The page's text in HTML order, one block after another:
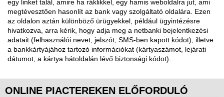
egy linket talál, amire ha ráklikkel, egy hamis weboldalra jut, ami
megtévesztően hasonlít az bank vagy szolgáltató oldalára. Ezen
az oldalon aztán különböző ürügyekkel, például ügyintézésre
hivatkozva, arra kérik, hogy adja meg a netbanki bejelentkezési
adatait (felhasználói nevet, jelszót, SMS-ben kapott kódot), illetve
a bankkártyájához tartozó információkat (kártyaszámot, lejárati
dátumot, a kártya hátoldalán lévő biztonsági kódot).
ONLINE PIACTEREKEN ELŐFORDULÓ